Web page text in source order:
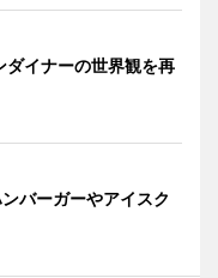
イナーの世界観を再
バーガーやアイスク